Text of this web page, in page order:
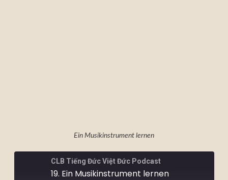
Ein Musikinstrument lernen
CLB Tiếng Đức Việt Đức Podcast
19. Ein Musikinstrument lernen